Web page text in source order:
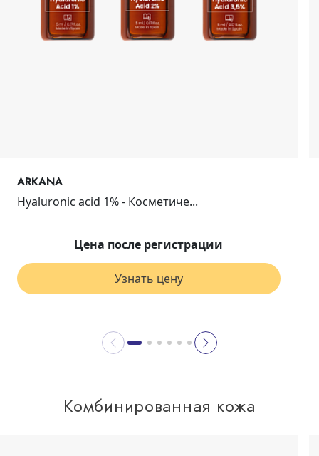
ARKANA
Hyaluronic acid 1% - Косметиче...
Цена после регистрации
Узнать цену
Комбинированная кожа